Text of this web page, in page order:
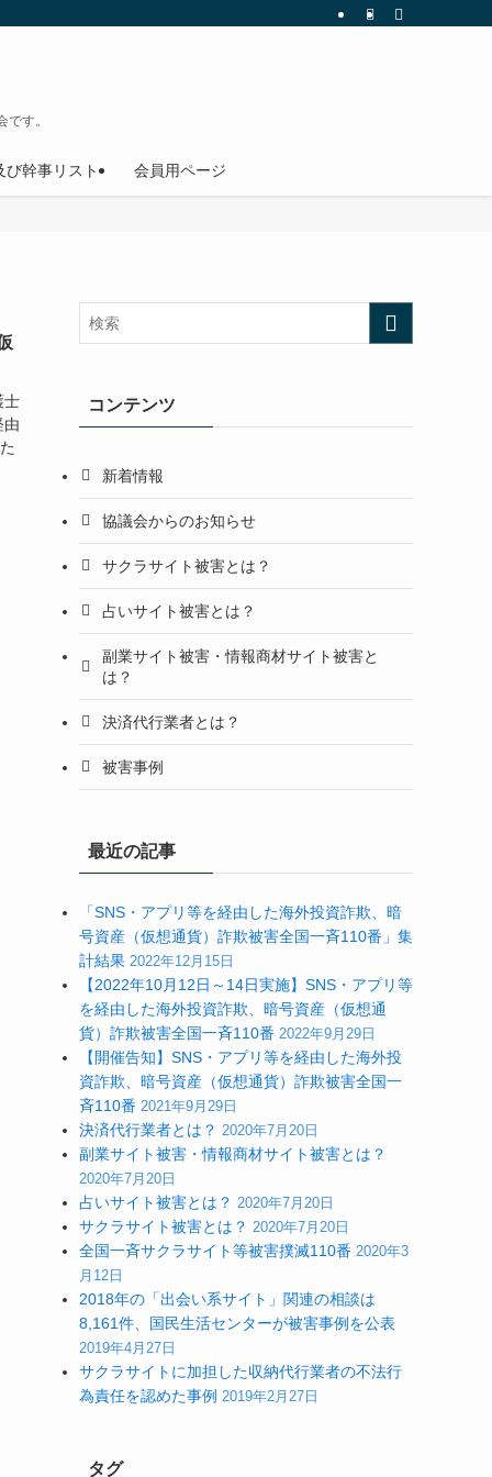
す。
び幹事リスト 会員用ページ
士
由
コンテンツ
新着情報
協議会からのお知らせ
サクラサイト被害とは？
占いサイト被害とは？
副業サイト被害・情報商材サイト被害と
は？
決済代行業者とは？
被害事例
最近の記事
「SNS・アプリ等を経由した海外投資詐欺、暗
号資産（仮想通貨）詐欺被害全国一斉110番」集
計結果 2022年12月15日
【2022年10月12日～14日実施】SNS・アプリ等
を経由した海外投資詐欺、暗号資産（仮想通
貨）詐欺被害全国一斉110番 2022年9月29日
【開催告知】SNS・アプリ等を経由した海外投
資詐欺、暗号資産（仮想通貨）詐欺被害全国一
斉110番 2021年9月29日
決済代行業者とは？ 2020年7月20日
副業サイト被害・情報商材サイト被害とは？
2020年7月20日
占いサイト被害とは？ 2020年7月20日
サクラサイト被害とは？ 2020年7月20日
全国一斉サクラサイト等被害撲滅110番 2020年3
月12日
2018年の「出会い系サイト」関連の相談は
8,161件、国民生活センターが被害事例を公表
2019年4月27日
サクラサイトに加担した収納代行業者の不法行
為責任を認めた事例 2019年2月27日
タグ